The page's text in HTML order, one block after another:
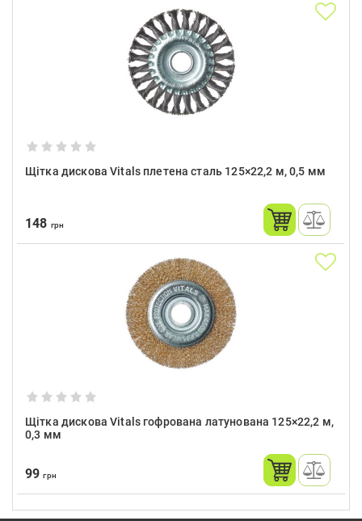
Щітка дискова Vitals плетена сталь 125×22,2 м, 0,5 мм
148 грн
Щітка дискова Vitals гофрована латунована 125×22,2 м,
0,3 мм
99грн